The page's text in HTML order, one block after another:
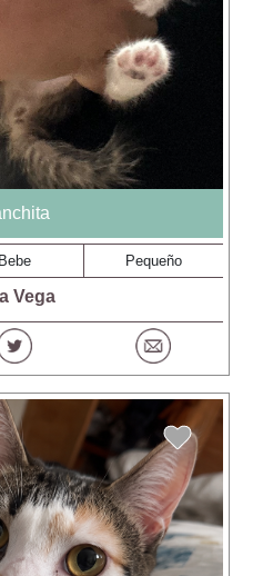
Bebe Pequeño
Vega